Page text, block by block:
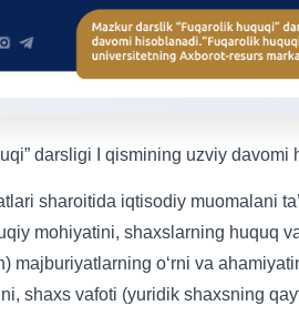
darsligi I qismining uzviy davomi
sharoitida iqtisodiy muomalani
mohiyatini, shaxslarning huquq
majburiyatlarning o‘rni va
shaxs vafoti (yuridik shaxsning